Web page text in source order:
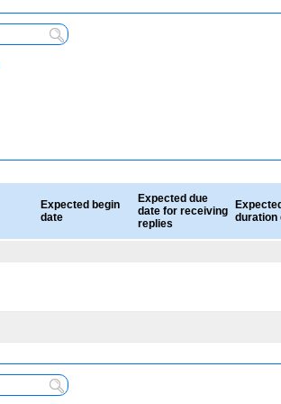
Expected begin
date
Expected due
date for receiving
replies
duration